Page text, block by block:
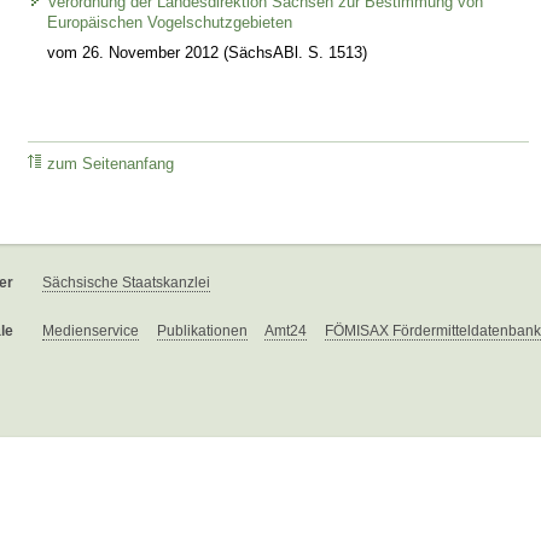
Europäischen Vogelschutzgebieten
vom 26. November 2012 (SächsABl. S. 1513)
zum Seitenanfang
Sächsische Staatskanzlei
Medienservice Publikationen Amt24 FÖMISAX Fördermitteldatenbank